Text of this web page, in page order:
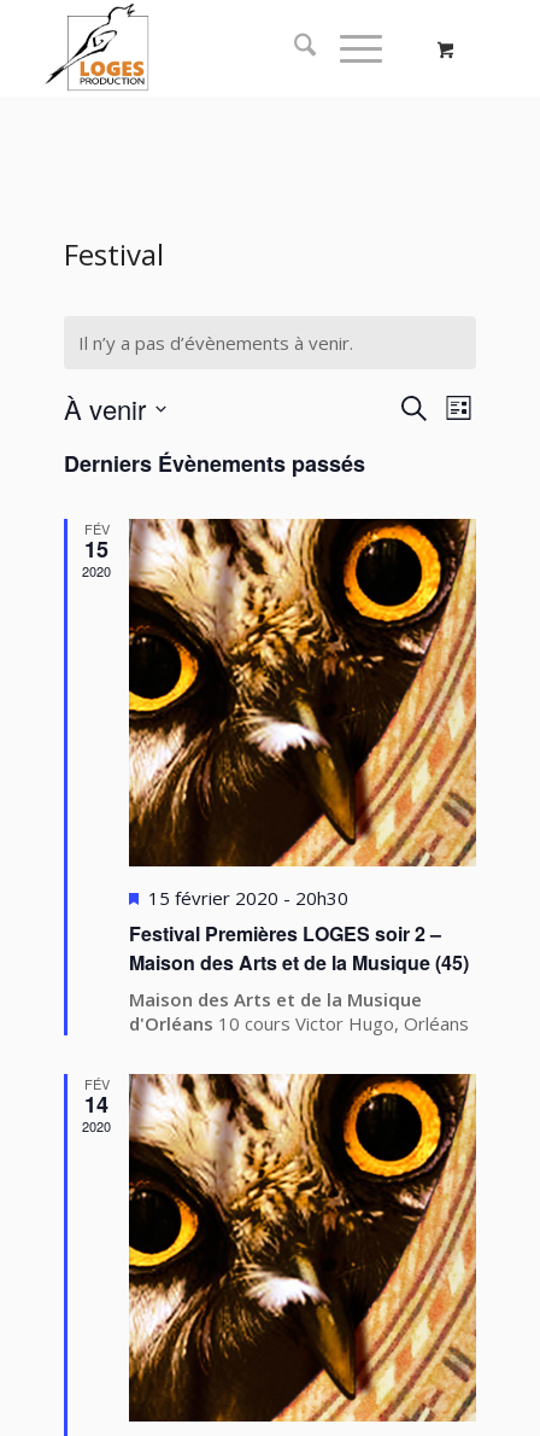
Festival
Il n’y a pas d’évènements à venir.
de
vues
Recherche
de
Liste
À venir
une
Derniers Évènements passés
FÉV
15
2020
Mis
avant
15 février 2020 - 20h30
Festival Premières LOGES soir 2 –
Maison des Arts et de la Musique (45)
Maison des Arts et de la Musique
d'Orléans 10 cours Victor Hugo, Orléans
FÉV
14
2020